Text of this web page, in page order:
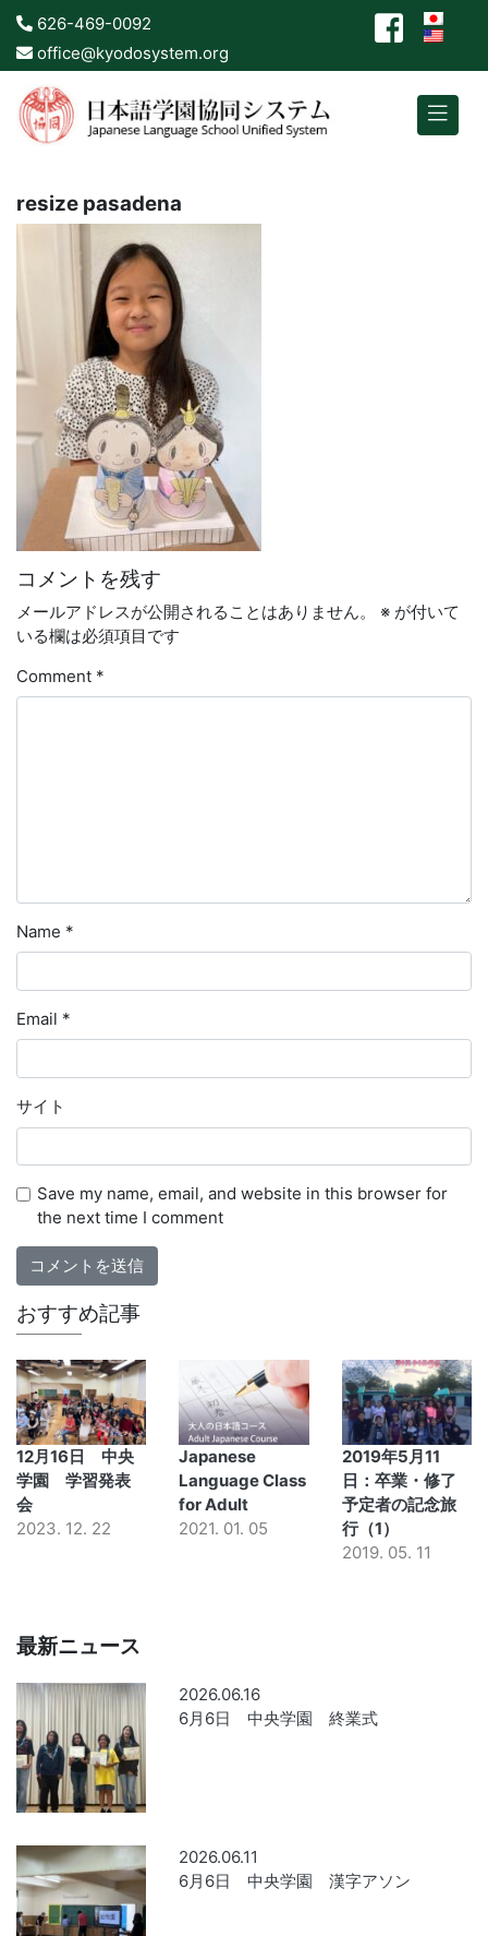
626-469-0092
office@kyodosystem.org
resize pasadena
コメントを残す
メールアドレスが公開されることはありません。 ※ が付いて
いる欄は必須項目です
Comment *
Name *
Email *
サイト
Save my name, email, and website in this browser for
the next time I comment
おすすめ記事
12月16日 中央
学園 学習発表
会
2023. 12. 22
Japanese
Language Class
for Adult
2021. 01. 05
2019年5月11
日：卒業・修了
予定者の記念旅
行（1）
2019. 05. 11
最新ニュース
2026.06.16
6月6日 中央学園 終業式
2026.06.11
6月6日 中央学園 漢字アソン